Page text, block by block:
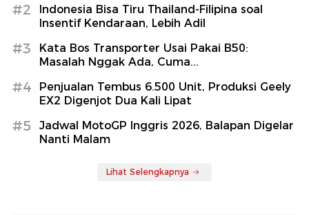
#2
Indonesia Bisa Tiru Thailand-Filipina soal
Insentif Kendaraan, Lebih Adil
#3
Kata Bos Transporter Usai Pakai B50:
Masalah Nggak Ada, Cuma...
#4
Penjualan Tembus 6.500 Unit, Produksi Geely
EX2 Digenjot Dua Kali Lipat
#5
Jadwal MotoGP Inggris 2026, Balapan Digelar
Nanti Malam
Lihat Selengkapnya